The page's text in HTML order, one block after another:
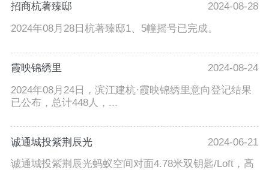
招商杭著臻邸
2024-08-28
2024年08月28日杭著臻邸1、5幢摇号已完成。
霞映锦绣里
2024-08-24
2024年08月24日，滨江建杭·霞映锦绣里意向登记结果
已公布，总计448人，...
诚通城投紫荆辰光
2024-06-21
诚通城投紫荆辰光蚂蚁空间对面4.78米双钥匙/Loft，高